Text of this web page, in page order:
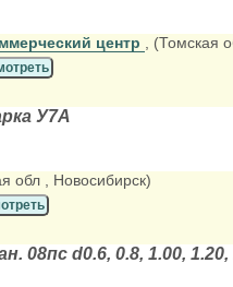
центр , (Томская
У7А
обл , Новосибирск)
d0.6, 0.8, 1.00, 1.20,